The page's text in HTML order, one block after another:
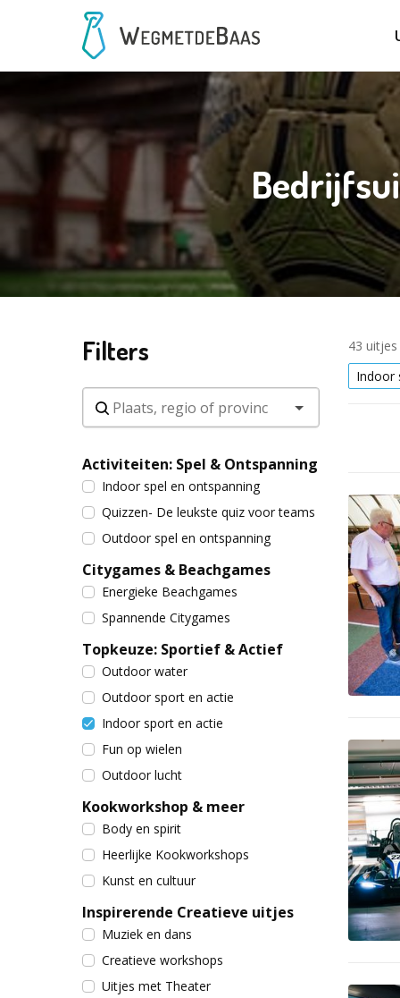
Filters
Activiteiten: Spel & Ontspanning
Indoor spel en ontspanning
Quizzen- De leukste quiz voor teams
Outdoor spel en ontspanning
Citygames & Beachgames
Energieke Beachgames
Spannende Citygames
Topkeuze: Sportief & Actief
Outdoor water
Outdoor sport en actie
Indoor sport en actie
Fun op wielen
Outdoor lucht
Kookworkshop & meer
Body en spirit
Heerlijke Kookworkshops
Kunst en cultuur
Inspirerende Creatieve uitjes
Muziek en dans
Creatieve workshops
Uitjes met Theater
43
Indoor